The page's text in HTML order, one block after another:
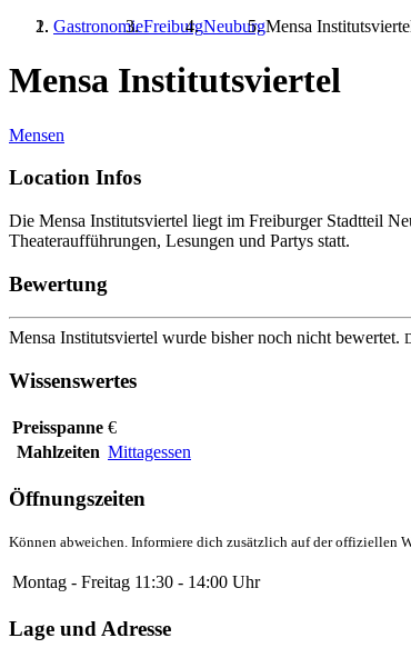
GastronomieFreiburgNeuburgMensa
Mensa Institutsviertel
Mensen
Location Infos
Die Mensa Institutsviertel liegt im Freiburger Stadtteil
Theateraufführungen, Lesungen und Partys statt.
Bewertung
Mensa Institutsviertel wurde bisher noch nicht bewertet.
Wissenswertes
Preisspanne €
Mahlzeiten Mittagessen
Öffnungszeiten
Können abweichen. Informiere dich zusätzlich auf der offiziellen
Montag - Freitag 11:30 - 14:00 Uhr
Lage und Adresse